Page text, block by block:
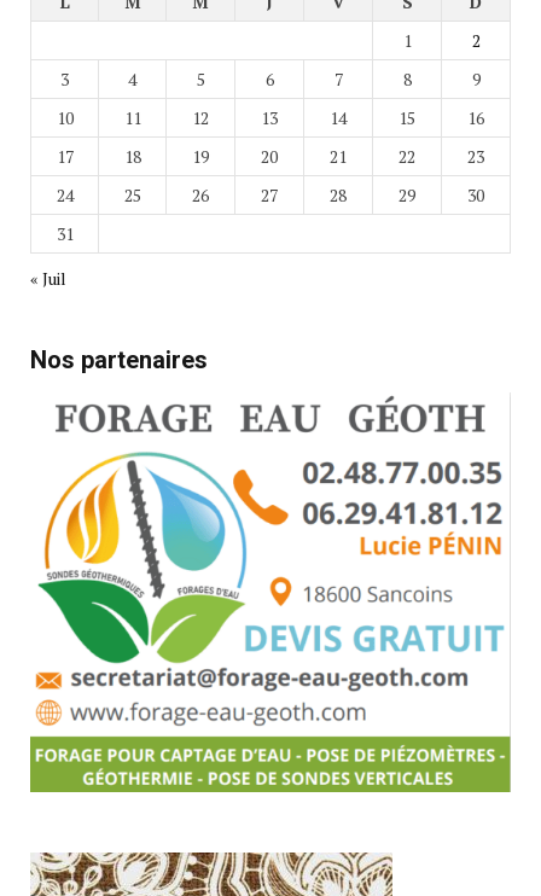
1
2
3
4 5 6 7 8
9
10
11 12 13 14 15
16
17
18 19 20 21 22
23
24
25 26 27 28 29
30
31
« Juil
Nos partenaires